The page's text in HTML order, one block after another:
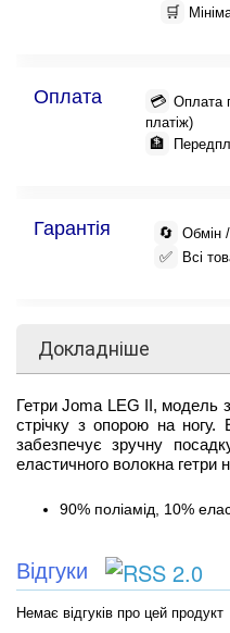
🛒
Оплата 💳 Оплата
платіж)
🏦
Гарантія 🔄 Обмін
✅ Всі
Докладніше
Гетри Joma LEG II, модель
стрічку з опорою на ногу.
забезпечує зручну
еластичного волокна гетри
90% поліамід, 10%
Відгуки
Немає відгуків про цей продукт